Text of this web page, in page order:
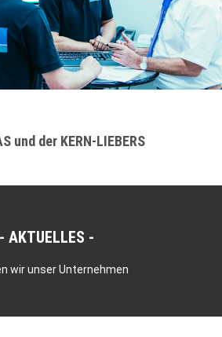
und der KERN-LIEBERS
AKTUELLES
wir unser Unternehmen